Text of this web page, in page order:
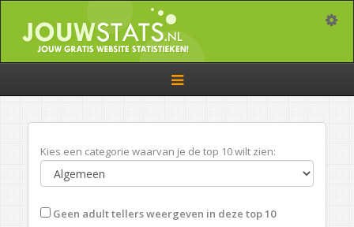
Toggle
navigation
Kies een categorie waarvan je de top 10 wilt zien:
Geen adult tellers weergeven in deze top 10